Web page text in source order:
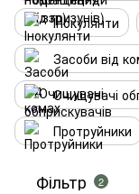
Інокулянти
Засоби від
Очищувачі
Протруйники
Фільтр 2